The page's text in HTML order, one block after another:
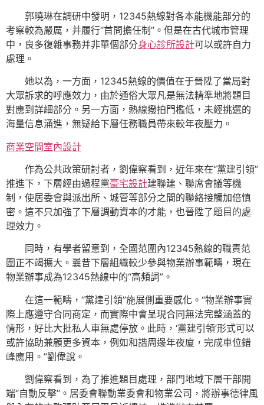
郭曉琳在調研中發明，12345熱線對各本能機能部分的
考察較為嚴厲，并履行“首問擔任制”。但是在古代城市管理
中，良多復雜事務并非單個部分身心診所設計可以或許自力
處理。
她以為，一方面，12345熱線的價值在于晉陞了當局對
大眾訴求的呼應效力，由於通俗大眾凡是無法精準地將題目
對應到詳細部分。另一方面，熱線撥拍門檻低，未經挑選的
海量信息涌進，無疑給下層任務職員帶來較年夜壓力。
商業空間室內設計
作為公共政策研討者，劉偉察看到，近年來在“黨建引領”
推進下，下層經由過程黨豪宅設計建聯建、聯席會議等機
制，使居委會與派出所、城管等部分之間的聯絡接觸加倍慎
密。這不只加強了下層調動資本的才能，也晉陞了題目的處
理效力。
同時，有學者留意到，全國范圍內12345熱線的職責范
圍正不竭擴大。曩昔下層組織較少參與物業辦事範疇，現在
物業辦事成為12345熱線中的“高頻詞”。
在這一範疇，“黨建引領”施展側重要感化。“物業辦事實
際上應遵守合同商定，而實際中會呈現合同無法完整涵蓋的
情形，好比大批私人車無處停放。此時，‘黨建引領’形式可以
或許協助兼顧更多資本，例如和諧周邊年夜廈，完成車位錯
峰應用。”劉偉說。
劉偉察看到，為了推進題目處理，部門地域下層干部開
端“自動反擊”。居委會聯動業委會和物業公司，將辦事德律風